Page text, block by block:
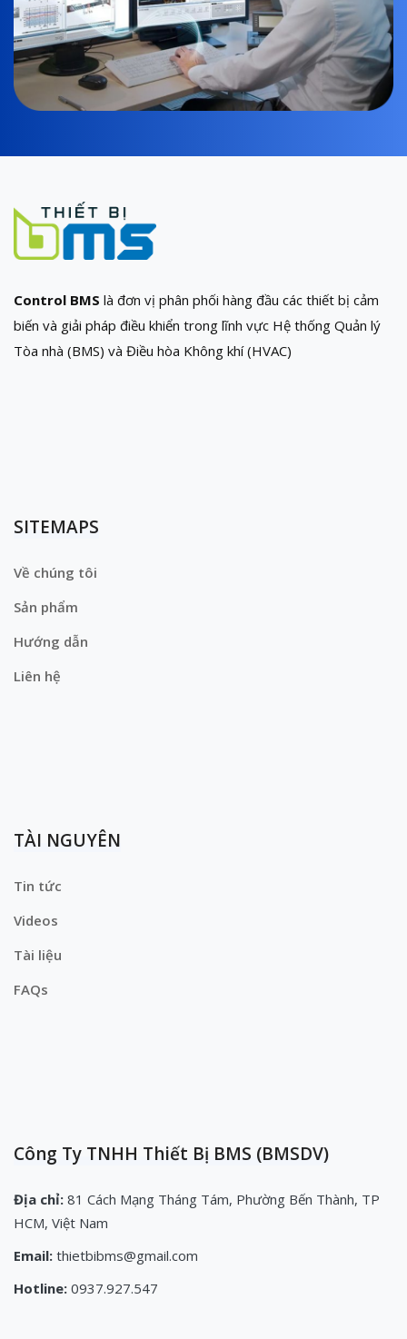
Control BMS là đơn vị phân phối hàng đầu các thiết bị cảm
biến và giải pháp điều khiển trong lĩnh vực Hệ thống Quản lý
Tòa nhà (BMS) và Điều hòa Không khí (HVAC)
SITEMAPS
Về chúng tôi
Sản phẩm
Hướng dẫn
Liên hệ
TÀI NGUYÊN
Tin tức
Videos
Tài liệu
FAQs
Công Ty TNHH Thiết Bị BMS (BMSDV)
Địa chỉ: 81 Cách Mạng Tháng Tám, Phường Bến Thành, TP
HCM, Việt Nam
Email: thietbibms@gmail.com
Hotline: 0937.927.547